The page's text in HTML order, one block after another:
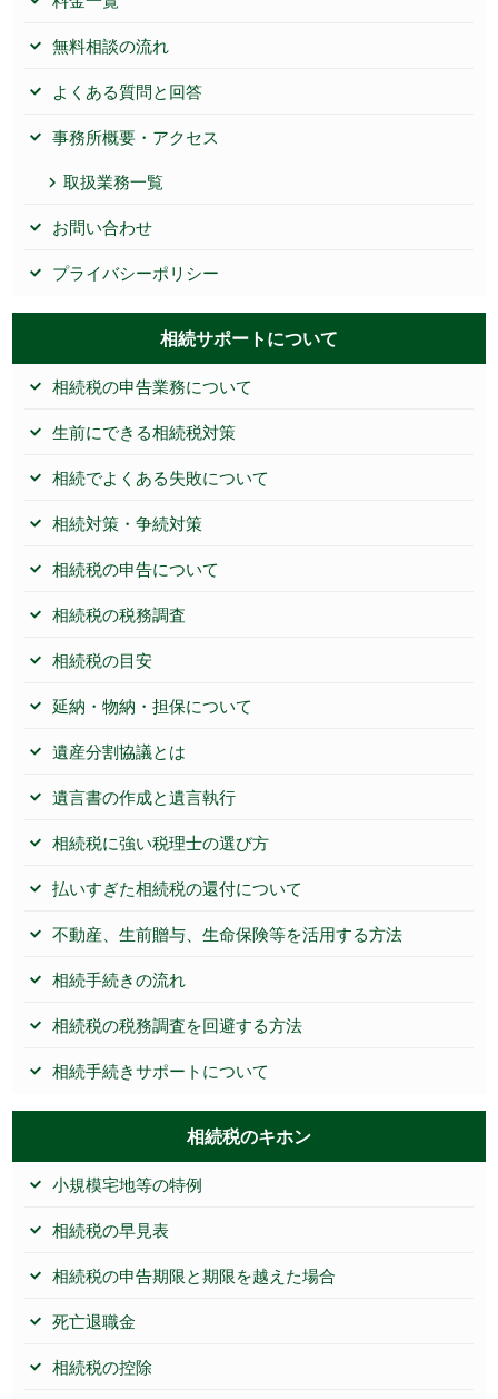
無料相談の流れ
よくある質問と回答
事務所概要・アクセス
取扱業務一覧
お問い合わせ
プライバシーポリシー
相続サポートについて
相続税の申告業務について
生前にできる相続税対策
相続でよくある失敗について
相続対策・争続対策
相続税の申告について
相続税の税務調査
相続税の目安
延納・物納・担保について
遺産分割協議とは
遺言書の作成と遺言執行
相続税に強い税理士の選び方
払いすぎた相続税の還付について
不動産、生前贈与、生命保険等を活用する方法
相続手続きの流れ
相続税の税務調査を回避する方法
相続手続きサポートについて
相続税のキホン
小規模宅地等の特例
相続税の早見表
相続税の申告期限と期限を越えた場合
死亡退職金
相続税の控除